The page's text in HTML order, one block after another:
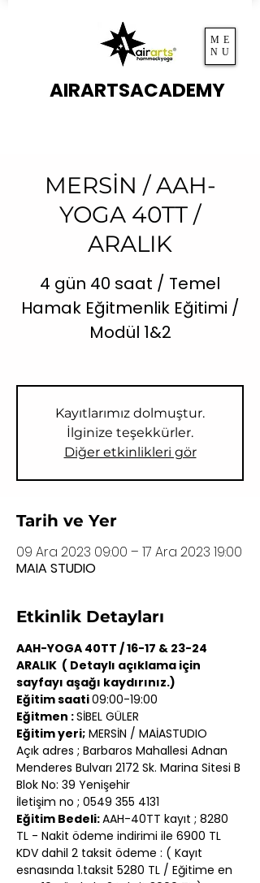
ME
NU
AIRARTSACADEMY
MERSİN / AAH-
YOGA 40TT /
ARALIK
4 gün 40 saat / Temel
Hamak Eğitmenlik Eğitimi /
Modül 1&2
Kayıtlarımız dolmuştur.
İlginize teşekkürler.
Diğer etkinlikleri gör
Tarih ve Yer
09 Ara 2023 09:00 – 17 Ara 2023 19:00
MAIA STUDIO
Etkinlik Detayları
AAH-YOGA 40TT / 16-17 & 23-24
ARALIK  ( Detaylı açıklama için
sayfayı aşağı kaydırınız.)
Eğitim saati 09:00-19:00
Eğitmen : SİBEL GÜLER
Eğitim yeri; MERSİN / MAİASTUDIO
Açık adres ; Barbaros Mahallesi Adnan
Menderes Bulvarı 2172 Sk. Marina Sitesi B
Blok No: 39 Yenişehir
İletişim no ; 0549 355 4131
Eğitim Bedeli: AAH-40TT kayıt ; 8280
TL - Nakit ödeme indirimi ile 6900 TL
KDV dahil 2 taksit ödeme : ( Kayıt
esnasında 1.taksit 5280 TL / Eğitime en